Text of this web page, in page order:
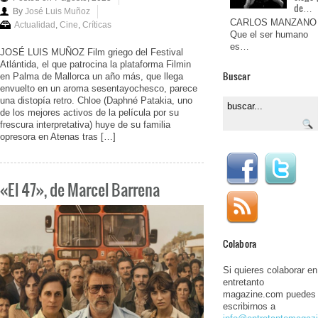
By José Luis Muñoz
Actualidad, Cine, Críticas
JOSÉ LUIS MUÑOZ Film griego del Festival
Atlántida, el que patrocina la plataforma Filmin
en Palma de Mallorca un año más, que llega
envuelto en un aroma sesentayochesco, parece
una distopía retro. Chloe (Daphné Patakia, uno
de los mejores activos de la película por su
frescura interpretativa) huye de su familia
opresora en Atenas tras […]
«El 47», de Marcel Barrena
de…
CARLOS MANZANO
Que el ser humano
es…
Buscar
Colabora
Si quieres colaborar en
entretanto
magazine.com puedes
escribirnos a